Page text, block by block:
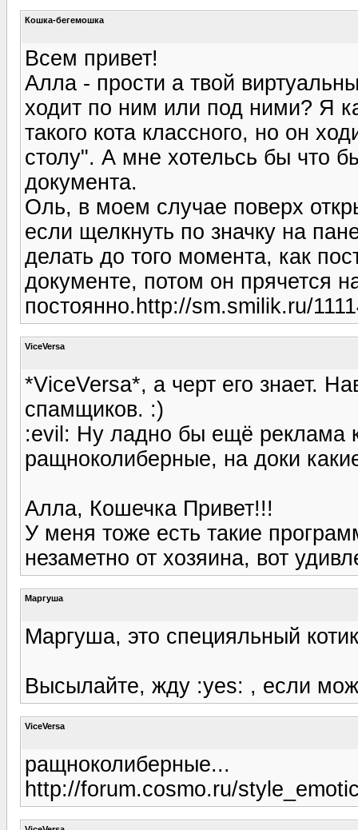
Кошка-бегемошка
Всем привет!
Алла - прости а твой
ходит по ним или под ними? Я
такого кота классного, но он
столу". А мне хотельсь бы что
документа.
Оль, в моем случае поверх
если щелкнуть по значку на
делать до того момента, как
документе, потом он прячется
постоянно.http://sm.smilik.ru/
ViceVersa
*ViceVersa*, а черт его знает.
спамщиков. :)
:evil: Ну ладно бы ещё реклама
ращноколиберные, на доки
Алла, Кошечка Привет!!!
У меня тоже есть такие
незаметно от хозяина, вот
Маргуша
Маргуша, это специяльный
Высылайте, жду :yes: , если
ViceVersa
ращноколиберные...
http://forum.cosmo.ru/